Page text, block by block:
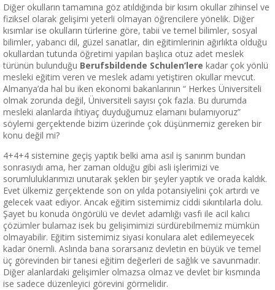
Diğer okulların tamamına göz atıldığında bir kısım okullar zihinsel ve
fiziksel olarak gelişimi yeterli olmayan öğrencilere yönelik. Diğer
kısımlar ise okulların türlerine göre, tabii ve temel bilimler, sosyal
bilimler, yabancı dil, güzel sanatlar, din eğitimlerinin ağırlıkta olduğu
okullardan tutunda öğretimi yapılan başlıca otuz adet meslek
türünün bulunduğu Berufsbildende Schulen’lere kadar çok yönlü
mesleki eğitim veren ve meslek adamı yetiştiren okullar mevcut.
Almanya’da hal bu iken ekonomi bakanlarının “ Herkes Üniversiteli
olmak zorunda değil, Üniversiteli sayısı çok fazla. Bu durumda
mesleki alanlarda ihtiyaç duyduğumuz elamanı bulamıyoruz”
söylemi gerçektende bizim üzerinde çok düşünmemiz gereken bir
konu değil mi?
4+4+4 sistemine geçiş yaptık belki ama asıl iş sanırım bundan
sonrasıydı ama, her zaman olduğu gibi asli işlerimizi ve
sorumluluklarımızı unutarak şeklen bir şeyler yaptık ve orada kaldık.
Evet ülkemiz gerçektende son on yılda potansiyelini çok artırdı ve
gelecek vaat ediyor. Ancak eğitim sistemimiz ciddi sıkıntılarla dolu.
Şayet bu konuda öngörülü ve devlet adamlığı vasfı ile acil kalıcı
çözümler bulamaz isek bu gelişimimizi sürdürebilmemiz mümkün
olmayabilir. Eğitim sistemimiz siyasi konulara alet edilemeyecek
kadar önemli. Aslında bana sorarsanız devletin en büyük ve temel
üç görevinden bir tanesi eğitim değerleri de sağlık ve savunmadır.
Diğer alanlardaki gelişimler olmazsa olmaz ve devlet bir kısmında
ise sadece düzenleyici görevini görmelidir.